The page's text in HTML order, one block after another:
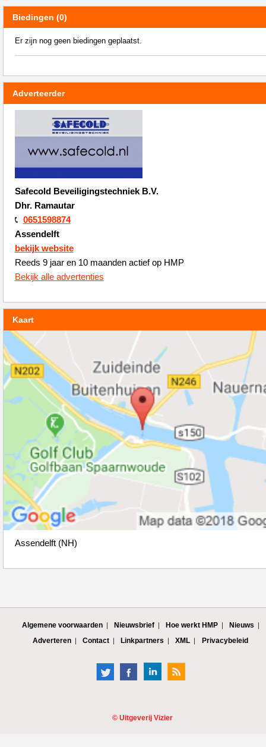
Biedingen (0)
Er zijn nog geen biedingen geplaatst.
Adverteerder
Safecold Beveiligingstechniek B.V.
Dhr. Ramautar
0651598874
Assendelft
bekijk website
Reeds 9 jaar en 10 maanden actief op HMP
Bekijk alle advertenties
Kaart
Assendelft (NH)
Algemene voorwaarden Nieuwsbrief Hoe werkt HMP
Nieuws
Adverteren
Contact Linkpartners XML Privacybeleid
© Uitgeverij Vizier